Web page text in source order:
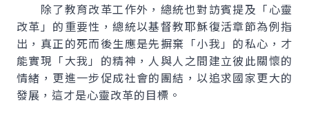
除了教育改革工作外，總統也對訪賓提及「心靈
改革」的重要性，總統以基督教耶穌復活章節為例指
出，真正的死而後生應是先摒棄「小我」的私心，才
能實現「大我」的精神，人與人之間建立彼此關懷的
情緒，更進一步促成社會的團結，以追求國家更大的
發展，這才是心靈改革的目標。